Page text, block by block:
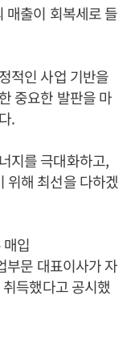
매출이 회복세로 들
적인 사업 기반을
중요한 발판을 마
.
지를 극대화하고,
위해 최선을 다하겠
입
부문 대표이사가 자
득했다고 공시했